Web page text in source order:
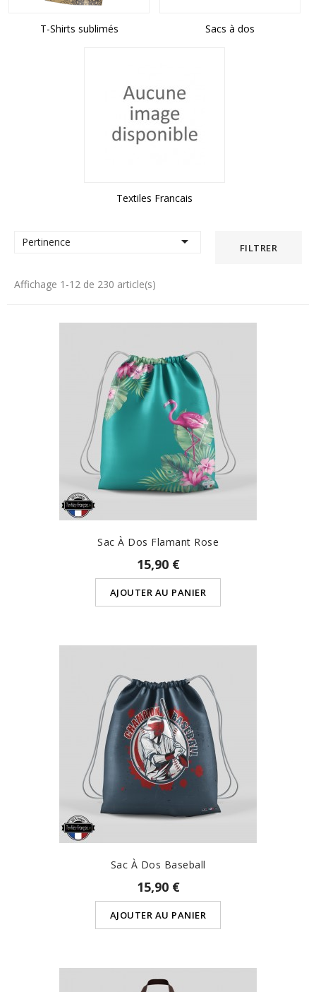
T-Shirts sublimés Sacs à dos
Textiles Francais
Pertinence  FILTRER
Affichage 1-12 de 230 article(s)
Sac À Dos Flamant Rose
15,90 €
AJOUTER AU PANIER
Sac À Dos Baseball
15,90 €
AJOUTER AU PANIER